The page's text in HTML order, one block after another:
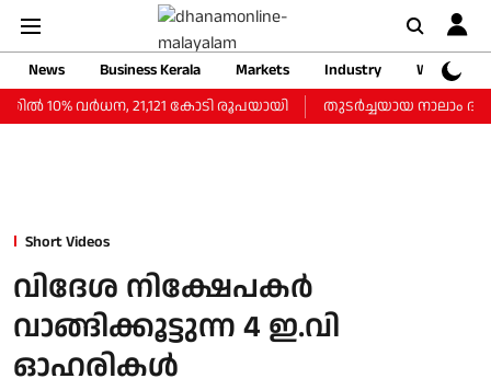
News Business Kerala Markets Industry
Web
വര്‍ധന, 21,121 കോടി രൂപയായി
തുടർച്ചയായ നാലാം
Short Videos
വിദേശ നിക്ഷേപകർ
വാങ്ങിക്കൂട്ടുന്ന 4 ഇ.വി
ഓഹരികൾ